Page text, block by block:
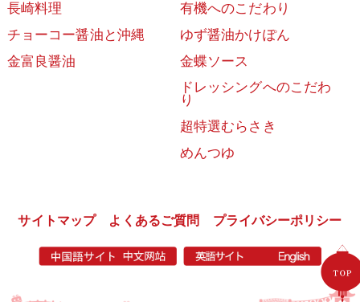
長崎料理
チョーコー醤油と沖縄
金富良醤油
有機へのこだわり
ゆず醤油かけぽん
金蝶ソース
ドレッシングへのこだわ
り
超特選むらさき
めんつゆ
サイトマップ よくあるご質問 プライバシーポリシー